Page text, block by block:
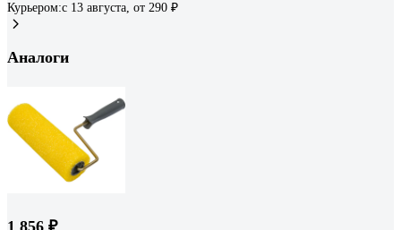
Курьером:c 13 августа, от 290 ₽
Аналоги
1 856 ₽